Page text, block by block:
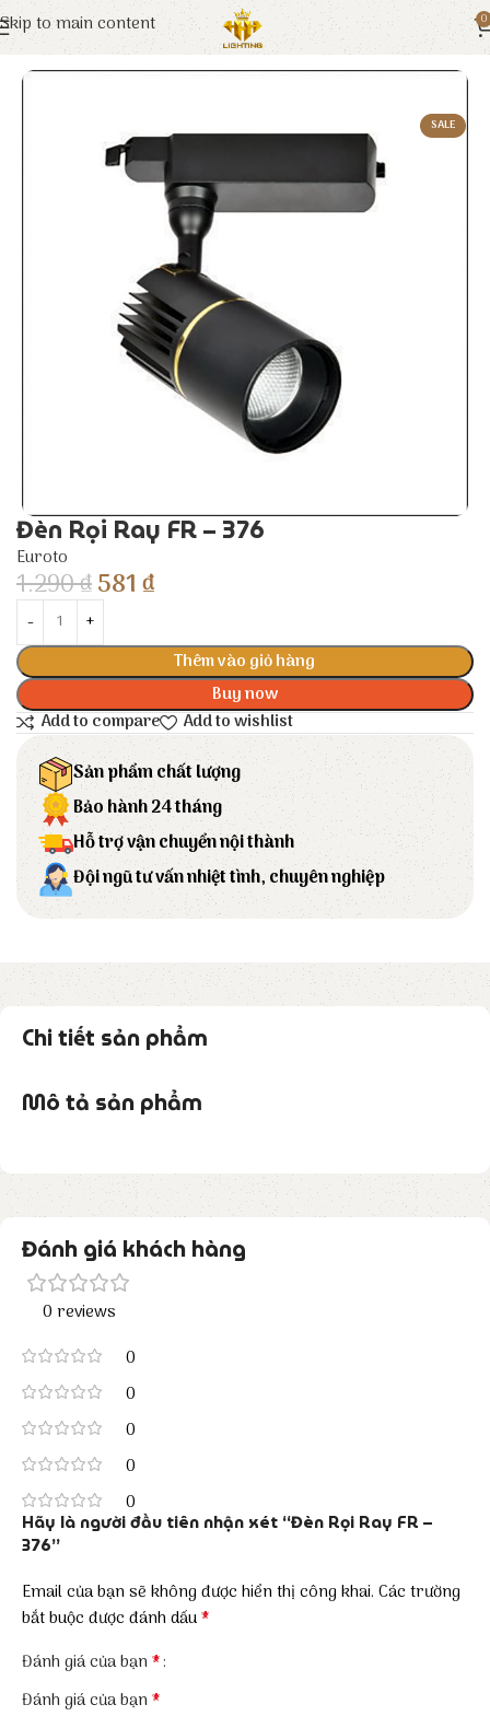
Skip to main content 0
Trang chủ Euroto Đèn LED
SALE
Đèn Rọi Ray FR – 376
Euroto
1.290₫581₫
Thêm vào giỏ hàng
Buy now
Add to compare
Add to wishlist
Sản phẩm chất lượng
Bảo hành 24 tháng
Hỗ trợ vận chuyển nội thành
Đội ngũ tư vấn nhiệt tình, chuyên nghiệp
Chi tiết sản phẩm
Mô tả sản phẩm
Đánh giá khách hàng
0 reviews
0
0
0
0
0
Hãy là người đầu tiên nhận xét “Đèn Rọi Ray FR –
376”
Email của bạn sẽ không được hiển thị công khai. Các trường
bắt buộc được đánh dấu*
Đánh giá của bạn*
Đánh giá của bạn*